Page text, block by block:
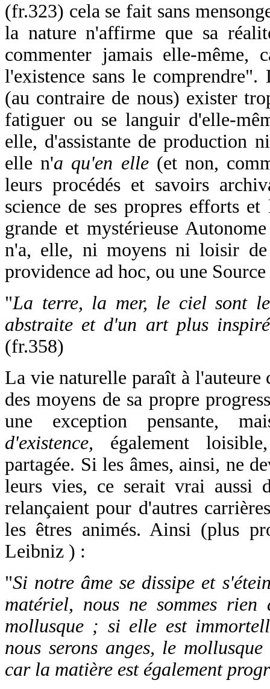
(fr.323) cela se fait sans
la nature n'affirme que sa
commenter jamais elle-
l'existence sans le
(au contraire de nous) exister
fatiguer ou se languir d'elle-
elle, d'assistante de production
elle n'a qu'en elle(et non,
leurs procédés et savoirs
science de ses propres efforts
grande et mystérieuse
n'a, elle, ni moyens ni loisir
providence ad hoc, ou une
"La terre, la mer, le ciel sont
abstraite et d'un art plus
(fr.358)
La vie naturelle paraît à l'auteure
des moyens de sa propre
une exception pensante,
d'existence, également
partagée. Si les âmes, ainsi, ne
leurs vies, ce serait vrai aussi
relançaient pour d'autres
les êtres animés. Ainsi (plus
Leibniz ) :
"Si notre âme se dissipe et
matériel, nous ne sommes
mollusque ; si elle est
nous serons anges, le
car la matière est également